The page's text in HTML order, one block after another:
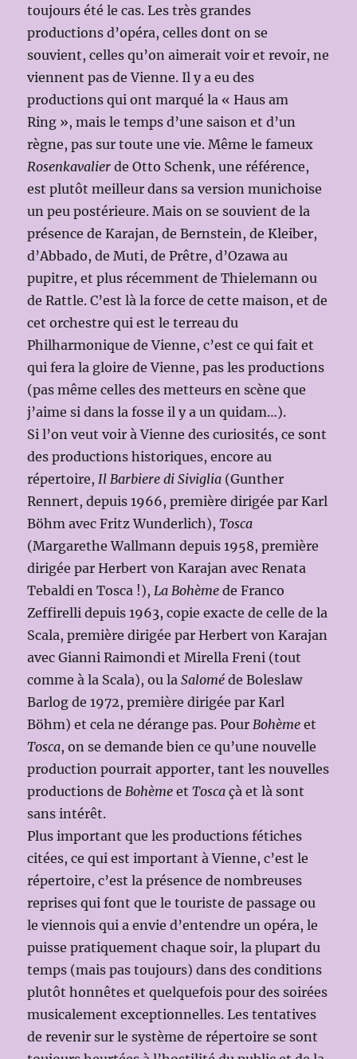
toujours été le cas. Les très grandes
productions d’opéra, celles dont on se
souvient, celles qu’on aimerait voir et revoir, ne
viennent pas de Vienne. Il y a eu des
productions qui ont marqué la « Haus am
Ring », mais le temps d’une saison et d’un
règne, pas sur toute une vie. Même le fameux
Rosenkavalier de Otto Schenk, une référence,
est plutôt meilleur dans sa version munichoise
un peu postérieure. Mais on se souvient de la
présence de Karajan, de Bernstein, de Kleiber,
d’Abbado, de Muti, de Prêtre, d’Ozawa au
pupitre, et plus récemment de Thielemann ou
de Rattle. C’est là la force de cette maison, et de
cet orchestre qui est le terreau du
Philharmonique de Vienne, c’est ce qui fait et
qui fera la gloire de Vienne, pas les productions
(pas même celles des metteurs en scène que
j’aime si dans la fosse il y a un quidam…).
Si l’on veut voir à Vienne des curiosités, ce sont
des productions historiques, encore au
répertoire,Il Barbiere di Siviglia (Gunther
Rennert, depuis 1966, première dirigée par Karl
Böhm avec Fritz Wunderlich),Tosca
(Margarethe Wallmann depuis 1958, première
dirigée par Herbert von Karajan avec Renata
Tebaldi en Tosca !),La Bohème de Franco
Zeffirelli depuis 1963, copie exacte de celle de la
Scala, première dirigée par Herbert von Karajan
avec Gianni Raimondi et Mirella Freni (tout
comme à la Scala), ou laSalomé de Boleslaw
Barlog de 1972, première dirigée par Karl
Böhm) et cela ne dérange pas. PourBohème et
Tosca, on se demande bien ce qu’une nouvelle
production pourrait apporter, tant les nouvelles
productions deBohème etTosca çà et là sont
sans intérêt.
Plus important que les productions fétiches
citées, ce qui est important à Vienne, c’est le
répertoire, c’est la présence de nombreuses
reprises qui font que le touriste de passage ou
le viennois qui a envie d’entendre un opéra, le
puisse pratiquement chaque soir, la plupart du
temps (mais pas toujours) dans des conditions
plutôt honnêtes et quelquefois pour des soirées
musicalement exceptionnelles. Les tentatives
de revenir sur le système de répertoire se sont